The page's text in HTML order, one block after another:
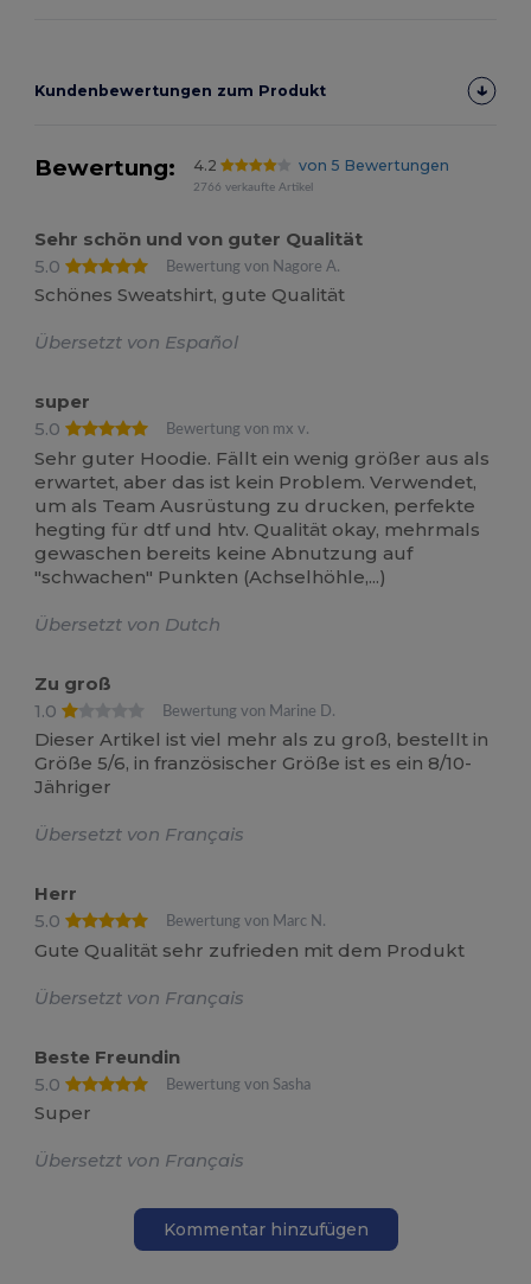
Kundenbewertungen zum Produkt
Bewertung: 4.2 von 5 Bewertungen
2766 verkaufte Artikel
Sehr schön und von guter Qualität
5.0
Bewertung von Nagore A.
Schönes Sweatshirt, gute Qualität
Übersetzt von Español
super
5.0
Bewertung von mx v.
Sehr guter Hoodie. Fällt ein wenig größer aus als
erwartet, aber das ist kein Problem. Verwendet,
um als Team Ausrüstung zu drucken, perfekte
hegting für dtf und htv. Qualität okay, mehrmals
gewaschen bereits keine Abnutzung auf
"schwachen" Punkten (Achselhöhle,...)
Übersetzt von Dutch
Zu groß
1.0
Bewertung von Marine D.
Dieser Artikel ist viel mehr als zu groß, bestellt in
Größe 5/6, in französischer Größe ist es ein 8/10-
Jähriger
Übersetzt von Français
Herr
5.0
Bewertung von Marc N.
Gute Qualität sehr zufrieden mit dem Produkt
Übersetzt von Français
Beste Freundin
5.0
Bewertung von Sasha
Super
Übersetzt von Français
Kommentar hinzufügen